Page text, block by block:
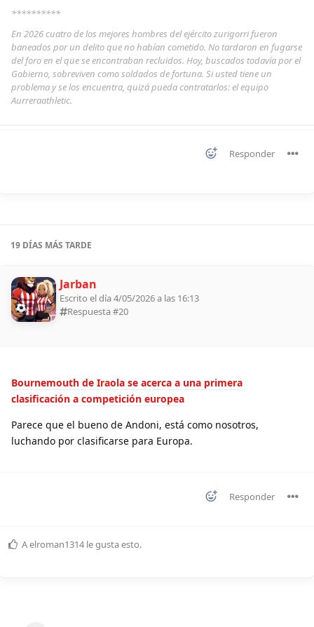
**********
En 2026 cuatro de los mejores hombres del ejército zurigorri fueron
baneados por un delito que no habían cometido. No tardaron en fugarse
del foro en el que se encontraban recluidos. Hoy, buscados todavía por el
Gobierno, sobreviven como soldados de fortuna. Si usted tiene un
problema y se los encuentra, quizá pueda contratarlos: el equipo
Aurreraathletic.
Responder
19 DÍAS MÁS TARDE
Jarban
Escrito el día 4/05/2026 a las 16:13
Respuesta #20
Bournemouth de Iraola se acerca a una primera
clasificación a competición europea
Parece que el bueno de Andoni, está como nosotros,
luchando por clasificarse para Europa.
Responder
Aelroman1314 le gusta esto.